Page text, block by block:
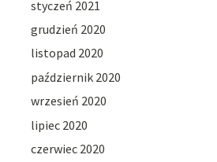
styczeń 2021
grudzień 2020
listopad 2020
październik 2020
wrzesień 2020
lipiec 2020
czerwiec 2020